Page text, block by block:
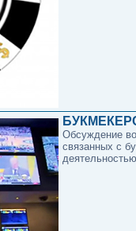
Обсуждение
связанных с